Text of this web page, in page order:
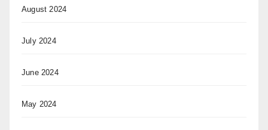
August 2024
July 2024
June 2024
May 2024